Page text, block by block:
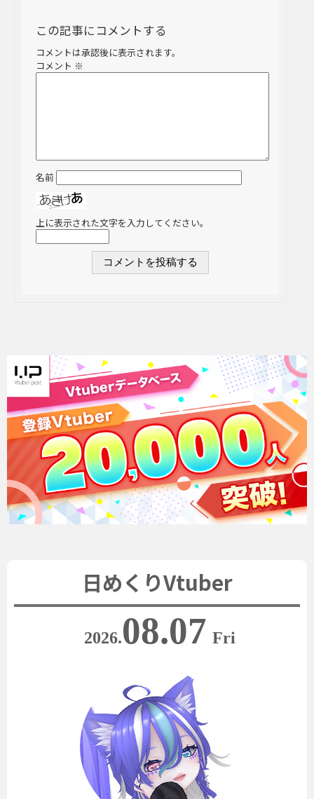
この記事にコメントする
コメントは承認後に表示されます。
コメント ※
名前
上に表示された文字を入力してください。
日めくりVtuber
2026.08.07 Fri